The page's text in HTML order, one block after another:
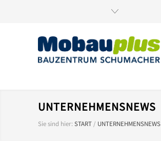
UNTERNEHMENSNEWS
Sie sind hier:START / UNTERNEHMENSNEWS